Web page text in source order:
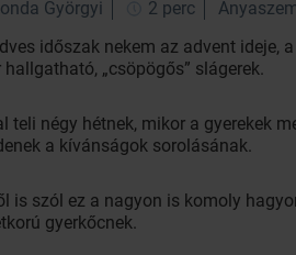
Györgyi 2 perc
időszak nekem az advent ideje,
„csöpögős” slágerek.
teli négy hétnek, mikor a gyerekek
a kívánságok sorolásának.
is szól ez a nagyon is komoly
gyerkőcnek.